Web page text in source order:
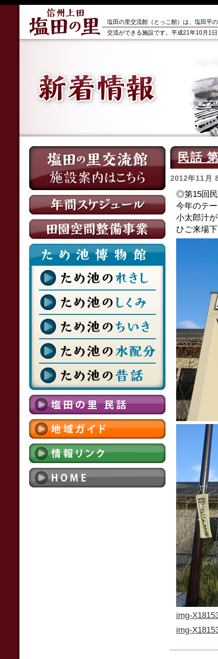
塩田の里交流館（とっこ館）は、塩田平
交流ができる施設です。平成21年10月1
民話
2012年11月
◎第15回民
今年のテ
小太郎汁
ひご来場
img-
img-